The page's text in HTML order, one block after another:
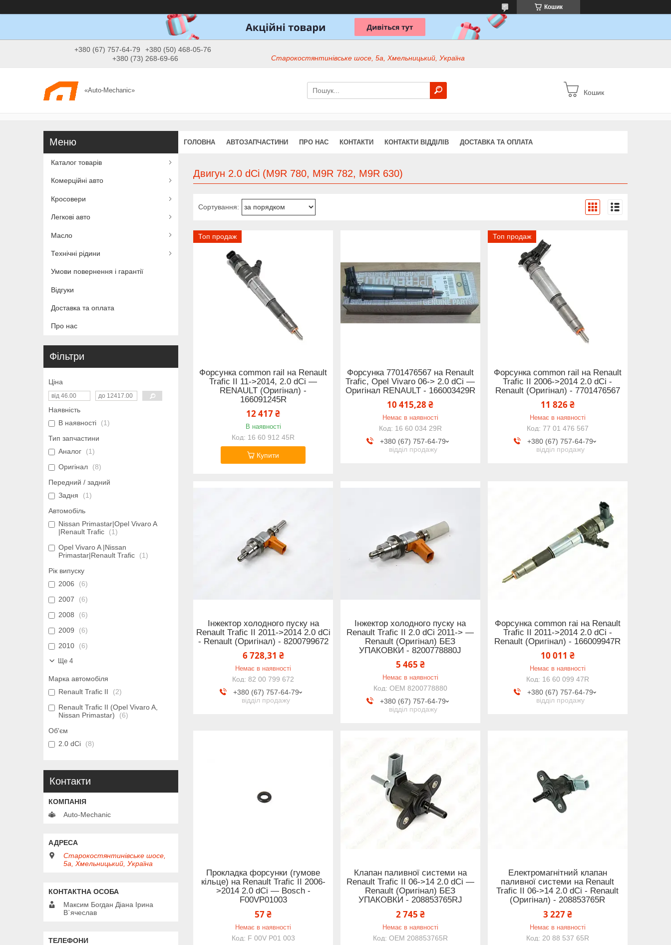
Кошик
+380 (67) 757-64-79
+380 (50) 468-05-76
+380 (73) 268-69-66
Старокостянтинівське шосе, 5а, Хмельницький, Україна
«Auto-Mechanic» Кошик
ГОЛОВНА АВТОЗАПЧАСТИНИ ПРО НАС КОНТАКТИ КОНТАКТИ ВІДДІЛІВ ДОСТАВКА ТА ОПЛАТА
Двигун 2.0 dCi (M9R 780, M9R 782, M9R 630)
Топ продаж
Форсунка common rail на Renault
Trafic II 11->2014, 2.0 dCi —
RENAULT (Оригінал) -
166091245R
12 417 ₴
В наявності
16 60 912 45R
Купити
Форсунка 7701476567 на Renault
Trafic, Opel Vivaro 06-> 2.0 dCi —
Оригінал RENAULT - 166003429R
10 415,28 ₴
Немає в наявності
16 60 034 29R
+380 (67) 757-64-79
відділ продажу
Топ продаж
Форсунка common rail на Renault
Trafic II 2006->2014 2.0 dCi -
Renault (Оригінал) - 7701476567
11 826 ₴
Немає в наявності
77 01 476 567
+380 (67) 757-64-79
відділ продажу
Інжектор холодного пуску на
Renault Trafic II 2011->2014 2.0 dCi
- Renault (Оригінал) - 8200799672
6 728,31 ₴
Немає в наявності
82 00 799 672
+380 (67) 757-64-79
відділ продажу
Інжектор холодного пуску на
Renault Trafic II 2.0 dCi 2011-> —
Renault (Оригінал) БЕЗ
УПАКОВКИ - 8200778880J
5 465 ₴
Немає в наявності
OEM 8200778880
+380 (67) 757-64-79
відділ продажу
Форсунка common rai на Renault
Trafic II 2011->2014 2.0 dCi -
Renault (Оригінал) - 166009947R
10 011 ₴
Немає в наявності
16 60 099 47R
+380 (67) 757-64-79
відділ продажу
Прокладка форсунки (гумове
кільце) на Renault Trafic II 2006-
>2014 2.0 dCi — Bosch -
F00VP01003
57 ₴
Немає в наявності
F 00V P01 003
Клапан паливної системи на
Renault Trafic II 06->14 2.0 dCi —
Renault (Оригінал) БЕЗ
УПАКОВКИ - 208853765RJ
2 745 ₴
Немає в наявності
OEM 208853765R
Електромагнітний клапан
паливної системи на Renault
Trafic II 06->14 2.0 dCi - Renault
(Оригінал) - 208853765R
3 227 ₴
Немає в наявності
20 88 537 65R
Каталог товарів
Комерційні авто
Кросовери
Легкові авто
Масло
Технічні рідини
Умови повернення і гарантії
Відгуки
Доставка та оплата
Про нас
Фільтри
Ціна
Наявність
В наявності
1
Тип запчастини
Аналог
1
Оригінал
8
Передний / задний
Задня
1
Автомобіль
Nissan Primastar|Opel Vivaro A
|Renault Trafic
1
Opel Vivaro A |Nissan
Primastar|Renault Trafic
1
Рік випуску
2006
6
2007
6
2008
6
2009
6
2010
6
Ще 4
Марка автомобіля
Renault Trafic II
2
Renault Trafic II (Opel Vivaro A,
Nissan Primastar)
6
Об'єм
2.0 dCi
8
Контакти
Auto-Mechanic
Старокостянтинівське шосе,
5а, Хмельницький, Україна
Максим Богдан Діана Ірина
В`ячеслав